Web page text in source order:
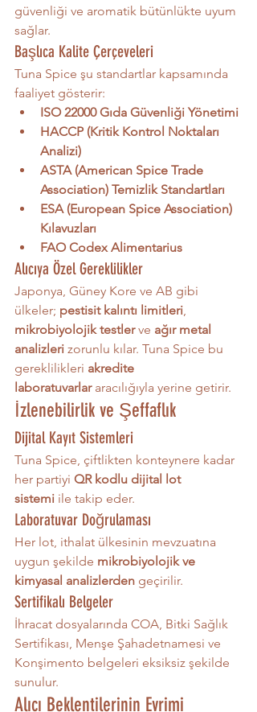
güvenliği ve aromatik bütünlükte uyum
sağlar.
Başlıca Kalite Çerçeveleri
Tuna Spice şu standartlar kapsamında
faaliyet gösterir:
ISO 22000 Gıda Güvenliği Yönetimi
HACCP (Kritik Kontrol Noktaları
Analizi)
ASTA (American Spice Trade
Association) Temizlik Standartları
ESA (European Spice Association)
Kılavuzları
FAO Codex Alimentarius
Alıcıya Özel Gereklilikler
Japonya, Güney Kore ve AB gibi
ülkeler; pestisit kalıntı limitleri
mikrobiyolojik testler ve ağır metal
analizleri zorunlu kılar. Tuna Spice bu
gereklilikleri akredite
laboratuvarlar aracılığıyla yerine getirir.
İzlenebilirlik ve Şeffaflık
Dijital Kayıt Sistemleri
Tuna Spice, çiftlikten konteynere kadar
her partiyi QR kodlu dijital lot
sistemi ile takip eder.
Laboratuvar Doğrulaması
Her lot, ithalat ülkesinin mevzuatına
uygun şekilde mikrobiyolojik ve
kimyasal analizlerden geçirilir.
Sertifikalı Belgeler
İhracat dosyalarında COA, Bitki Sağlık
Sertifikası, Menşe Şahadetnamesi ve
Konşimento belgeleri eksiksiz şekilde
sunulur.
Alıcı Beklentilerinin Evrimi